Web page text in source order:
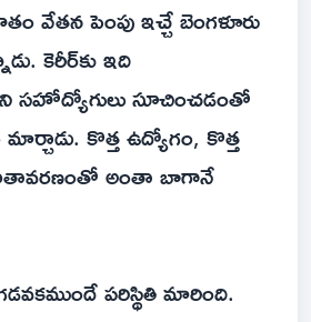
వేతన పెంపు ఇచ్చే బెంగళూరు
కెరీర్‌కు ఇది
సహోద్యోగులు సూచించడంతో
కొత్త ఉద్యోగం, కొత్త
వాతావరణంతో అంతా బాగానే
పరిస్థితి మారింది.